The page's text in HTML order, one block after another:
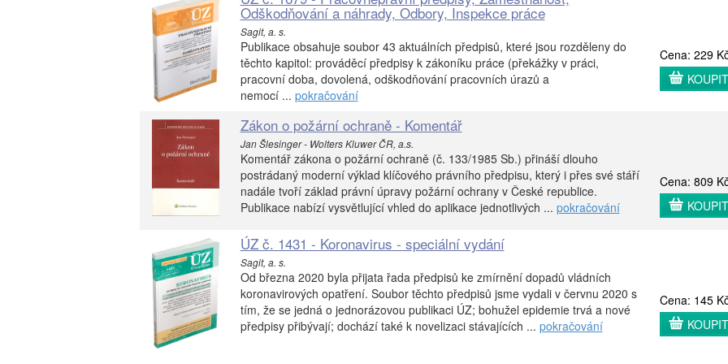
Odškodňování a náhrady, Odbory, Inspekce práce
Sagit, a. s.
Publikace obsahuje soubor 43 aktuálních předpisů, které jsou rozděleny do
těchto kapitol: prováděcí předpisy k zákoníku práce (překážky v práci,
pracovní doba, dovolená, odškodňování pracovních úrazů a
nemocí ... pokračování
Cena: 229
KOUPIT
Zákon o požární ochraně - Komentář
Jan Šlesinger - Wolters Kluwer ČR, a.s.
Komentář zákona o požární ochraně (č. 133/1985 Sb.) přináší dlouho
postrádaný moderní výklad klíčového právního předpisu, který i přes své stáří
nadále tvoří základ právní úpravy požární ochrany v České republice.
Publikace nabízí vysvětlující vhled do aplikace jednotlivých ... pokračování
Cena: 809
KOUPIT
ÚZ č. 1431 - Koronavirus - speciální vydání
Sagit, a. s.
Od března 2020 byla přijata řada předpisů ke zmírnění dopadů vládních
koronavirových opatření. Soubor těchto předpisů jsme vydali v červnu 2020 s
tím, že se jedná o jednorázovou publikaci ÚZ; bohužel epidemie trvá a nové
předpisy přibývají; dochází také k novelizaci stávajících ... pokračování
Cena: 145
KOUPIT